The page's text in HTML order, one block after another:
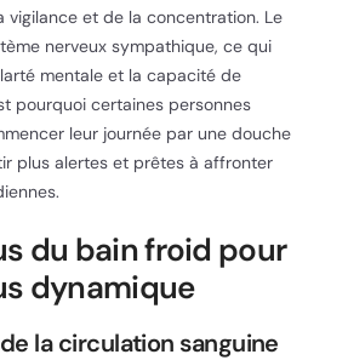
vigilance et de la concentration. Le
nerveux sympathique, ce qui
mentale et la capacité de
pourquoi certaines personnes
leur journée par une douche
plus alertes et prêtes à affronter
du bain froid pour
dynamique
la circulation sanguine